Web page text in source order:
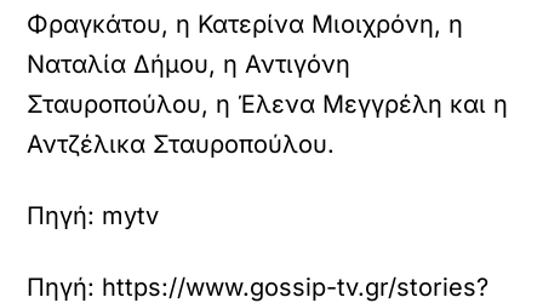
Φραγκάτου, η Κατερίνα Μιοιχρόνη, η
Ναταλία Δήμου, η Αντιγόνη
Σταυροπούλου, η Έλενα Μεγγρέλη και η
Αντζέλικα Σταυροπούλου.
Πηγή: mytv
Πηγή: https://www.gossip-tv.gr/stories?